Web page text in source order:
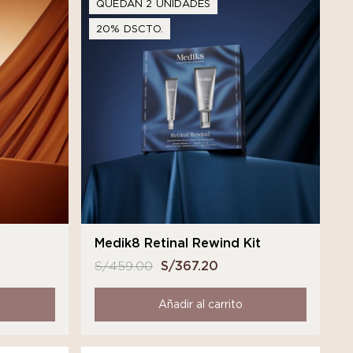
QUEDAN 2 UNIDADES
20% DSCTO.
Medik8 Retinal Rewind Kit
S/459.00 El
precio
original
era:
S/367.20
precio
actual
es:
Añadir al carrito